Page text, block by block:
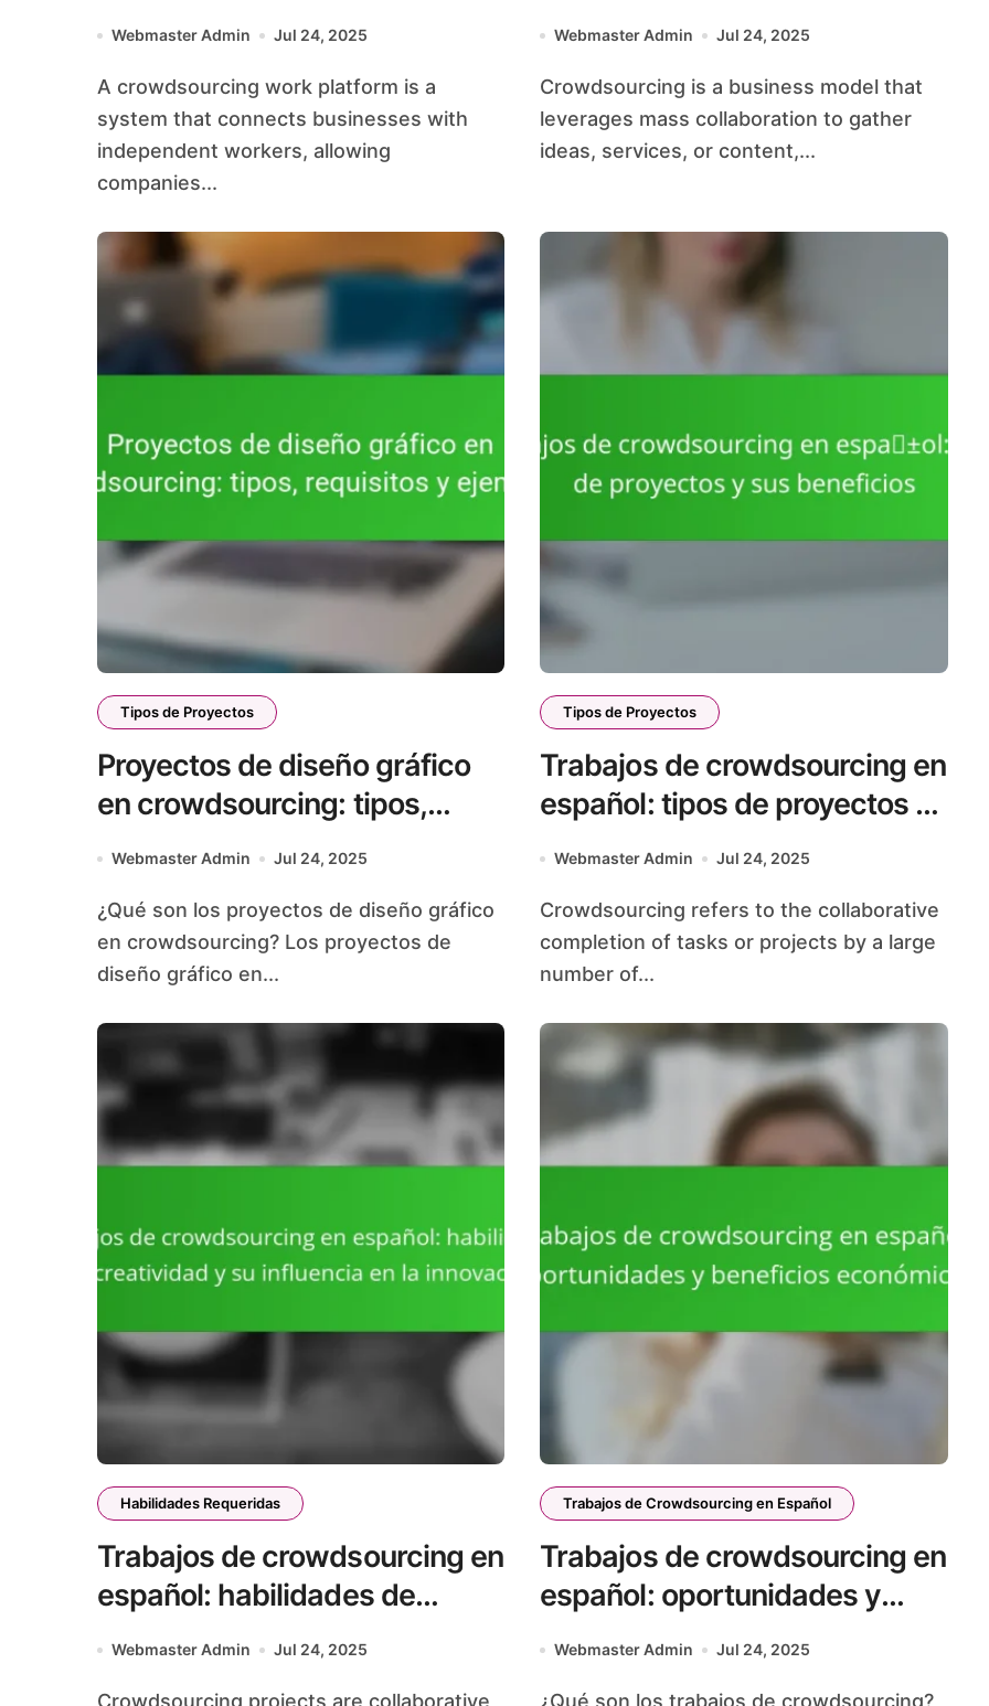
crowdsourcing: criterios y
Webmaster Admin Jul 24, 2025
A crowdsourcing work platform is a
system that connects businesses with
independent workers, allowing
companies...
tendencias, estadísticas y
Webmaster Admin Jul 24, 2025
Crowdsourcing is a business model that
leverages mass collaboration to gather
ideas, services, or content,...
Tipos de Proyectos
Proyectos de diseño gráfico
en crowdsourcing: tipos,
requisitos y ejemplos
Webmaster Admin Jul 24, 2025
¿Qué son los proyectos de diseño gráfico
en crowdsourcing? Los proyectos de
diseño gráfico en...
Tipos de Proyectos
Trabajos de crowdsourcing en
español: tipos de proyectos y
sus beneficios
Webmaster Admin Jul 24, 2025
Crowdsourcing refers to the collaborative
completion of tasks or projects by a large
number of...
Habilidades Requeridas
Trabajos de crowdsourcing en
español: habilidades de
creatividad y su influencia en
Webmaster Admin Jul 24, 2025
Crowdsourcing projects are collaborative
Trabajos de Crowdsourcing en Español
Trabajos de crowdsourcing en
español: oportunidades y
beneficios económicos
Webmaster Admin Jul 24, 2025
¿Qué son los trabajos de crowdsourcing?